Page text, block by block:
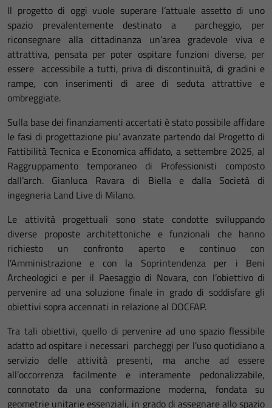
Il progetto di oggi vuole superare l’attuale assetto di uno
spazio prevalentemente destinato a parcheggio, per
riconsegnare alla cittadinanza un’area gradevole viva e
attrattiva, pensata per poter ospitare funzioni diverse, per
essere accessibile a tutti, priva di discontinuità, di gradini e
rampe, con inserimenti di aree di seduta attrattive e
ombreggiate.
Sulla base dei finanziamenti accertati è stato possibile affidare
le fasi di progettazione piu’ avanzate partendo dal Progetto di
Fattibilità Tecnica e Economica affidato, a settembre 2025, al
Raggruppamento temporaneo di Professionisti composto
dall’arch. Gianluca Ravara di Biella e dalla Società di
ingegneria Land Live di Milano.
Le attività progettuali sono state condotte sviluppando
diverse proposte architettoniche e funzionali che hanno
richiesto un confronto aperto e continuo con
l’Amministrazione e con la Soprintendenza per i Beni
Archeologici e per il Paesaggio di Novara, con l’obiettivo di
pervenire ad una soluzione finale in grado di soddisfare gli
obiettivi sopra accennati in relazione al DOCFAP.
Tra tali obiettivi, quello di pervenire ad uno spazio flessibile
adatto ad ospitare i necessari parcheggi per l’uso quotidiano a
servizio delle attività presenti, ma anche ad essere
all’occorrenza facilmente e interamente pedonalizzabile,
connotato da una conformazione moderna, fondata su
geometrie unitarie essenziali, in grado di assegnare allo spazio